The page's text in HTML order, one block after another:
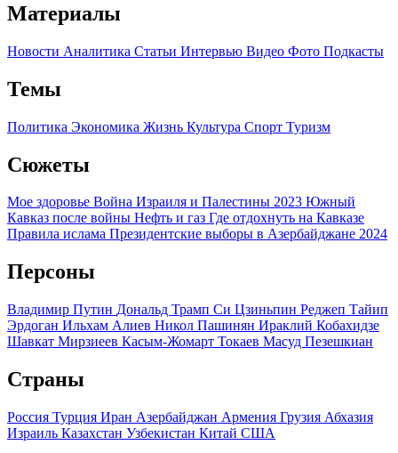
Материалы
Новости Аналитика Статьи Интервью Видео Фото Подкасты
Темы
Политика Экономика Жизнь Культура Спорт Туризм
Сюжеты
Мое здоровье Война Израиля и Палестины 2023 Южный
Кавказ после войны Нефть и газ Где отдохнуть на Кавказе
Правила ислама Президентские выборы в Азербайджане 2024
Персоны
Владимир Путин Дональд Трамп Си Цзиньпин Реджеп Тайип
Эрдоган Ильхам Алиев Никол Пашинян Ираклий Кобахидзе
Шавкат Мирзиеев Касым-Жомарт Токаев Масуд Пезешкиан
Страны
Россия Турция Иран Азербайджан Армения Грузия Абхазия
Израиль Казахстан Узбекистан Китай США